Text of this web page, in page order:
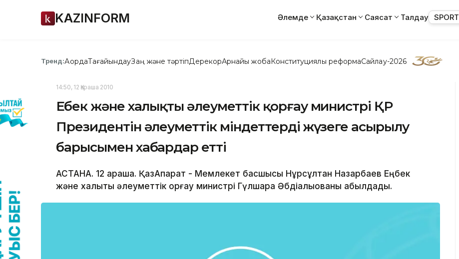
KAZINFORM Әлемде Қазақстан Саясат Талдау SPORT
Тренд:АқордаТағайындауЗаң және тәртіпДерекқорАрнайы жобаКонституциялық реформаСайлау-2026
14:50, 12 Қараша 2010
Еңбек және халықты әлеуметтік қорғау министрі ҚР
Президентін әлеуметтік міндеттердің жүзеге асырылу
барысымен хабардар етті
АСТАНА. 12 қараша. ҚазАқпарат - Мемлекет басшысы Нұрсұлтан Назарбаев Еңбек
және халықты әлеуметтік қорғау министрі Гүлшара Әбдіқалықованы қабылдады.